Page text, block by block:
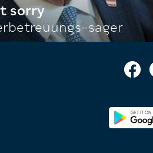
sorry
sager